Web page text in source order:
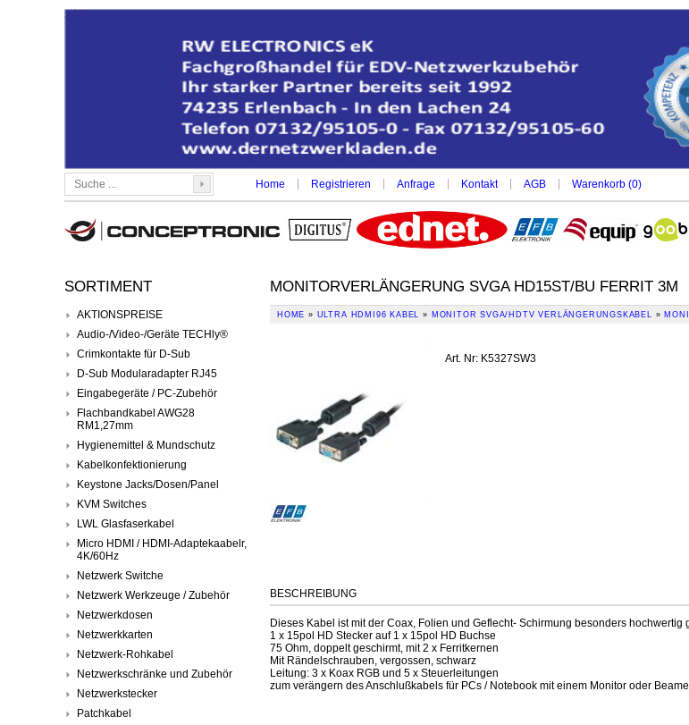
Home Registrieren Anfrage Kontakt AGB Warenkorb (0)
SORTIMENT
AKTIONSPREISE
Audio-/Video-/Geräte TECHly®
Crimkontakte für D-Sub
D-Sub Modularadapter RJ45
Eingabegeräte / PC-Zubehör
Flachbandkabel AWG28
RM1,27mm
Hygienemittel & Mundschutz
Kabelkonfektionierung
Keystone Jacks/Dosen/Panel
KVM Switches
LWL Glasfaserkabel
Micro HDMI / HDMI-Adaptekaabelr,
4K/60Hz
Netzwerk Switche
Netzwerk Werkzeuge / Zubehör
Netzwerkdosen
Netzwerkkarten
Netzwerk-Rohkabel
Netzwerkschränke und Zubehör
Netzwerkstecker
Patchkabel
MONITORVERLÄNGERUNG SVGA HD15ST/BU FERRIT 3M
HOME » ULTRA HDMI96 KABEL » MONITOR SVGA/HDTV VERLÄNGERUNGSKABEL »
Art. Nr: K5327SW3
BESCHREIBUNG
Dieses Kabel ist mit der Coax, Folien und Geflecht- Schirmung besonders hochwertig
1 x 15pol HD Stecker auf 1 x 15pol HD Buchse
75 Ohm, doppelt geschirmt, mit 2 x Ferritkernen
Mit Rändelschrauben, vergossen, schwarz
Leitung: 3 x Koax RGB und 5 x Steuerleitungen
zum verängern des Anschlußkabels für PCs / Notebook mit einem Monitor oder